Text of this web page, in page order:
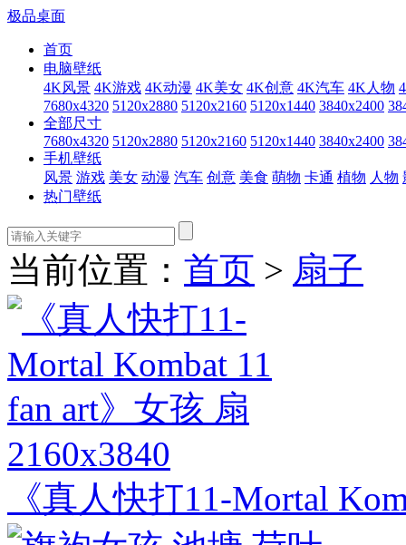
极品桌面
首页
电脑壁纸
4K风景 4K游戏 4K动漫 4K美女 4K创意 4K汽车 4K人物
7680x4320 5120x2880 5120x2160 5120x1440 3840x2400
全部尺寸
7680x4320 5120x2880 5120x2160 5120x1440 3840x2400
手机壁纸
风景 游戏 美女 动漫 汽车 创意 美食 萌物 卡通 植物 人物
热门壁纸
当前位置： 首页 > 扇子
2160x3840
《真人快打11-Mortal